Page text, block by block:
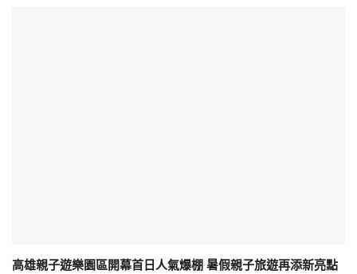
高雄親子遊樂園區開幕首日人氣爆棚 暑假親子旅遊再添新亮點